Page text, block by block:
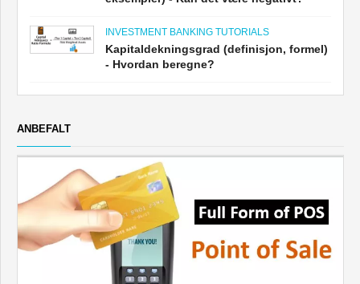
INVESTMENT BANKING TUTORIALS
Kapitaldekningsgrad (definisjon, formel)
- Hvordan beregne?
ANBEFALT